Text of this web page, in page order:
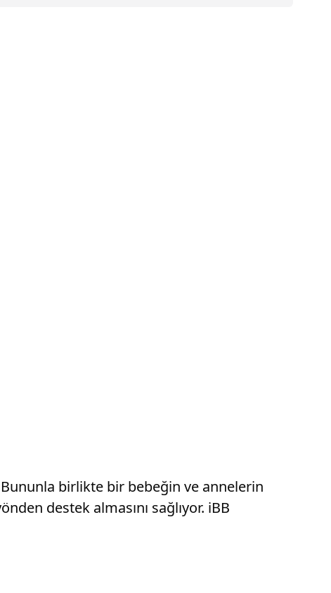
birlikte bir bebeğin ve annelerin
destek almasını sağlıyor. iBB